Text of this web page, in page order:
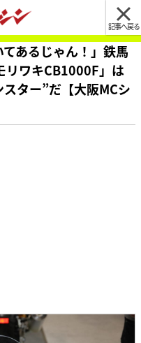
記事へ戻る
あるじゃん！」鉄馬
リワキCB1000F」は
ター”だ【大阪MCシ